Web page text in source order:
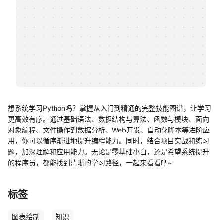
知识分享社区
想系统学习Python吗？掌握从入门到精通的完整技能图谱，让学习
更高效有序。通过基础语法、数据结构与算法、函数与模块、面向
对象编程、文件操作到数据分析、Web开发、自动化脚本等进阶应
用，你可以循序渐进地提升编程能力。同时，结合项目实战和练习
题，加深理解和应用能力。无论是零基础小白，还是希望系统提升
的程序员，都能找到清晰的学习路径，一起来看看吧~
标签
图表绘制 知识